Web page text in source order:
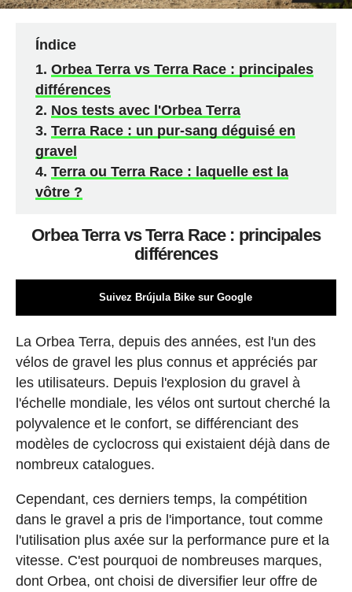
Índice
Orbea Terra vs Terra Race : principales
différences
Nos tests avec l'Orbea Terra
Terra Race : un pur-sang déguisé en
gravel
Terra ou Terra Race : laquelle est la
vôtre ?
Orbea Terra vs Terra Race : principales
différences
Suivez Brújula Bike sur Google
La Orbea Terra, depuis des années, est l'un des
vélos de gravel les plus connus et appréciés par
les utilisateurs. Depuis l'explosion du gravel à
l'échelle mondiale, les vélos ont surtout cherché la
polyvalence et le confort, se différenciant des
modèles de cyclocross qui existaient déjà dans de
nombreux catalogues.
Cependant, ces derniers temps, la compétition
dans le gravel a pris de l'importance, tout comme
l'utilisation plus axée sur la performance pure et la
vitesse. C'est pourquoi de nombreuses marques,
dont Orbea, ont choisi de diversifier leur offre de